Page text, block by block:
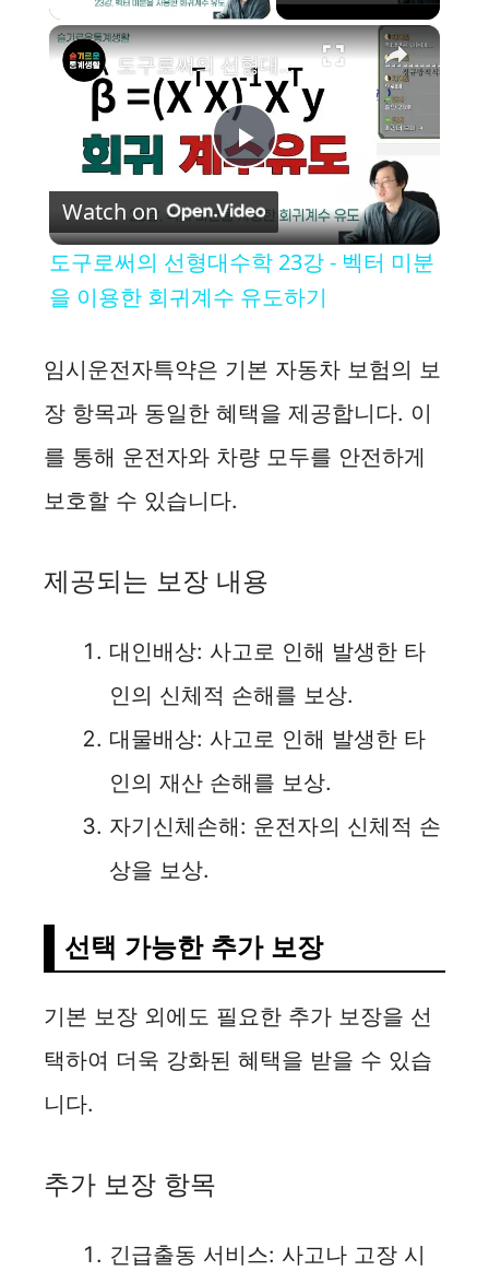
×
P
l
a
y
V
d
o
도구로써의 선형대수학 23강 - 벡터 미분을 이용한 회귀계수 유도하기
Watch on
도구로써의 선형대수학 23강 - 벡터 미분
을 이용한 회귀계수 유도하기
임시운전자특약은 기본 자동차 보험의 보
장 항목과 동일한 혜택을 제공합니다. 이
를 통해 운전자와 차량 모두를 안전하게
보호할 수 있습니다.
제공되는 보장 내용
대인배상: 사고로 인해 발생한 타
인의 신체적 손해를 보상.
대물배상: 사고로 인해 발생한 타
인의 재산 손해를 보상.
자기신체손해: 운전자의 신체적 손
상을 보상.
선택 가능한 추가 보장
기본 보장 외에도 필요한 추가 보장을 선
택하여 더욱 강화된 혜택을 받을 수 있습
니다.
추가 보장 항목
긴급출동 서비스: 사고나 고장 시